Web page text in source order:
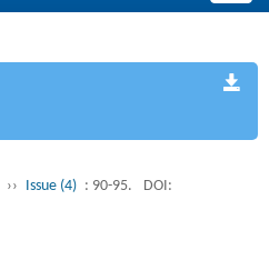
›› Issue (4) : 90-95.
DOI: